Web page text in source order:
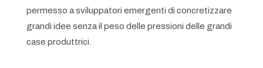
permesso a sviluppatori emergenti di concretizzare
grandi idee senza il peso delle pressioni delle grandi
case produttrici.